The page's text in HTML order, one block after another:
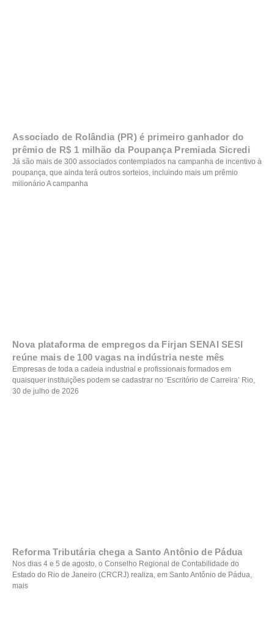
Associado de Rolândia (PR) é primeiro ganhador do
prêmio de R$ 1 milhão da Poupança Premiada Sicredi
Já são mais de 300 associados contemplados na campanha de incentivo à
poupança, que ainda terá outros sorteios, incluindo mais um prêmio
milionário A campanha
Nova plataforma de empregos da Firjan SENAI SESI
reúne mais de 100 vagas na indústria neste mês
Empresas de toda a cadeia industrial e profissionais formados em
quaisquer instituições podem se cadastrar no ‘Escritório de Carreira’ Rio,
30 de julho de 2026
Reforma Tributária chega a Santo Antônio de Pádua
Nos dias 4 e 5 de agosto, o Conselho Regional de Contabilidade do
Estado do Rio de Janeiro (CRCRJ) realiza, em Santo Antônio de Pádua,
mais